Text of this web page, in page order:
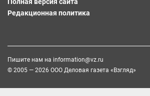
Редакционная политика
Пишите нам на information@vz.ru
© 2005 — 2026 ООО Деловая газета «Взгляд»